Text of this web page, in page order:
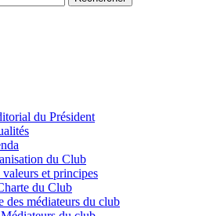
du Président
du Club
et principes
du Club
des médiateurs du club